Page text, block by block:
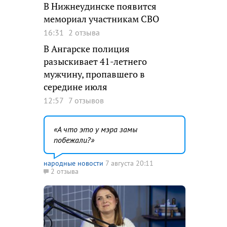
В Нижнеудинске появится
мемориал участникам СВО
16:31 2 отзыва
В Ангарске полиция
разыскивает 41-летнего
мужчину, пропавшего в
середине июля
12:57 7 отзывов
А что это у мэра замы
побежали?
народные новости 7 августа 20:11
2 отзыва